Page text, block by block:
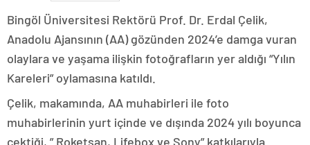
Bingöl Üniversitesi Rektörü Prof. Dr. Erdal Çelik,
Anadolu Ajansının (AA) gözünden 2024’e damga vuran
olaylara ve yaşama ilişkin fotoğrafların yer aldığı “Yılın
Kareleri” oylamasına katıldı.
Çelik, makamında, AA muhabirleri ile foto
muhabirlerinin yurt içinde ve dışında 2024 yılı boyunca
çektiği, ” Roketsan, Lifebox ve Sony” katkılarıyla